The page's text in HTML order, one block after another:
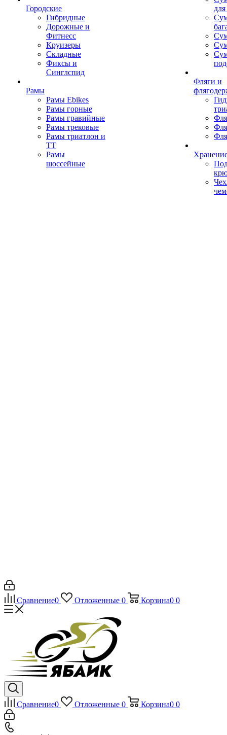
Городские
Гибридные
Дорожные и
Фитнесс
Круизеры
Складные
Фиксы и
Синглспид
Рамы
Рамы Ebikes
Рамы горные
Рамы гравийные
Рамы трековые
Рамы триатлон и
ТТ
Рамы
шоссейные
Фляги и
Сравнение0 Отложенные 0 Корзина0 0
Сравнение0 Отложенные 0 Корзина0 0